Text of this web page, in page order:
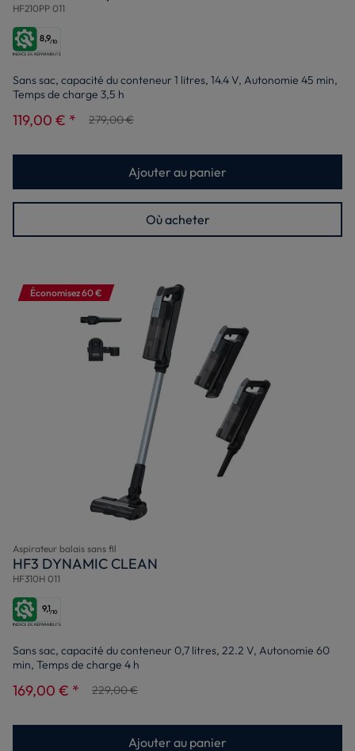
HF210PP 011
8,9/10
Sans sac, capacité du conteneur 1 litres, 14.4 V, Autonomie 45 min,
Temps de charge 3,5 h
119,00 € * 279,00 €
Ajouter au panier
Où acheter
Économisez 60 €
Aspirateur balais sans fil
HF3 DYNAMIC CLEAN
HF310H 011
9,1/10
Sans sac, capacité du conteneur 0,7 litres, 22.2 V, Autonomie 60
min, Temps de charge 4 h
169,00 € * 229,00 €
Ajouter au panier